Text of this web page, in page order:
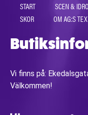
START SCEN &
SKOR
OM AG:S
Vi finns på:
Välkommen!